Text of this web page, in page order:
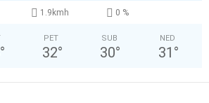
1.9kmh 0 %
°
PET
32°
SUB
30°
NED
31 °